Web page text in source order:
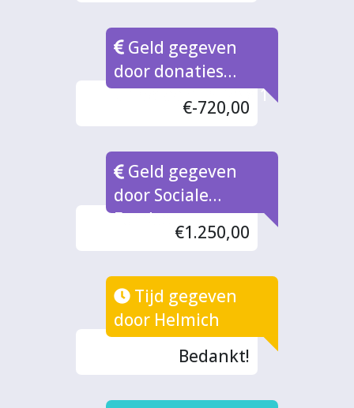
Geld gegeven
door donaties
uitbetaald in fase 1
€-720,00
Geld gegeven
door Sociale
Fondsen
€1.250,00
Tijd gegeven
door Helmich
Bedankt!